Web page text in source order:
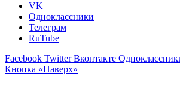
VK
Одноклассники
Телеграм
RuTube
Facebook Twitter Вконтакте
Кнопка «Наверх»